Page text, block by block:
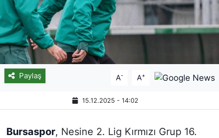
Paylaş A- A+
15.12.2025 - 14:02
Bursaspor, Nesine 2. Lig Kırmızı Grup 16.